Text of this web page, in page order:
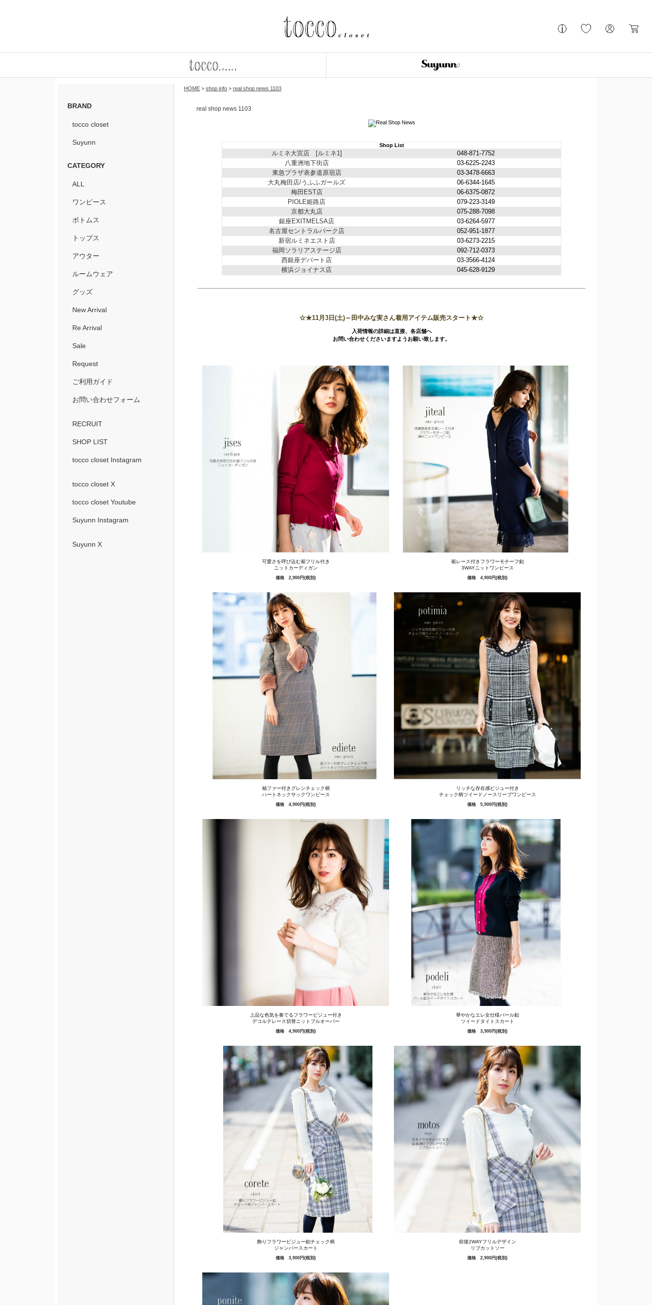
BRAND
tocco closet
Suyunn
CATEGORY
ALL
ワンピース
ボトムス
トップス
アウター
ルームウェア
グッズ
New Arrival
Re Arrival
Sale
Request
ご利用ガイド
お問い合わせフォーム
RECRUIT
SHOP LIST
tocco closet Instagram
tocco closet X
tocco closet Youtube
Suyunn Instagram
Suyunn X
HOME > shop info > real shop news 1103
real shop news 1103
Shop List
ルミネ大宮店 [ルミネ1]
048-871-7752
八重洲地下街店
03-6225-2243
東急プラザ表参道原宿店
03-3478-6663
大丸梅田店/うふふガールズ
06-6344-1645
梅田EST店
06-6375-0872
PIOLE姫路店
079-223-3149
京都大丸店
075-288-7098
銀座EXITMELSA店
03-6264-5977
名古屋セントラルパーク店
052-951-1877
新宿ルミネエスト店
03-6273-2215
福岡ソラリアステージ店
092-712-0373
西銀座デパート店
03-3566-4124
横浜ジョイナス店
045-628-9129
☆★11月3日(土)～田中みな実さん着用アイテム販売スタート★☆
入荷情報の詳細は直接、各店舗へ
お問い合わせくださいますようお願い致します。
可愛さを呼び込む裾フリル付き
ニットカーディガン
価格 2,900円(税別)
裾レース付きフラワーモチーフ釦
3WAYニットワンピース
価格 4,900円(税別)
袖ファー付きグレンチェック柄
ハートネックサックワンピース
価格 4,900円(税別)
リッチな存在感ビジュー付き
チェック柄ツイードノースリーブワンピース
価格 5,900円(税別)
上品な色気を奏でるフラワービジュー付き
デコルテレース切替ニットプルオーバー
価格 4,900円(税別)
華やかなエレ女仕様パール釦
ツイードタイトスカート
価格 3,900円(税別)
飾りフラワービジュー釦チェック柄
ジャンパースカート
価格 3,900円(税別)
前後2WAYフリルデザイン
リブカットソー
価格 2,900円(税別)